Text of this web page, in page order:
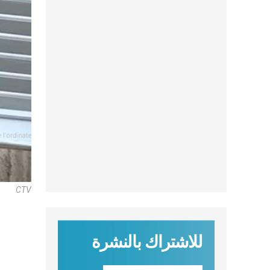
CTV
للاشتراك بالنشرة